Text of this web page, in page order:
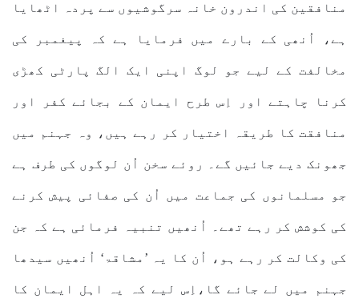
منافقین کی اندرون خانہ سرگوشیوں سے پردہ اٹھایا
ہے، اُنھی کے بارے میں فرمایا ہے کہ پیغمبر کی
مخالفت کے لیے جو لوگ اپنی ایک الگ پارٹی کھڑی
کرنا چاہتے اور اِس طرح ایمان کے بجائے کفر اور
منافقت کا طریقہ اختیار کر رہے ہیں، وہ جہنم میں
جھونک دیے جائیں گے۔ روئے سخن اُن لوگوں کی طرف ہے
جو مسلمانوں کی جماعت میں اُن کی صفائی پیش کرنے
کی کوشش کر رہے تھے۔ اُنھیں تنبیہ فرمائی ہے کہ جن
کی وکالت کر رہے ہو، اُن کا یہ ’مشاقۃ‘ اُنھیں سیدھا
جہنم میں لے جائے گا،اِس لیے کہ یہ اہل ایمان کا